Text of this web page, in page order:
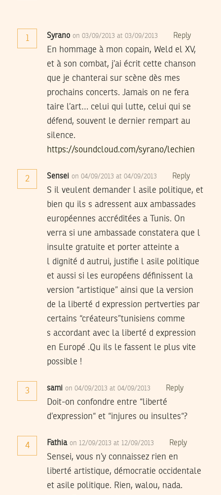
1 Syrano on 03/09/2013 at 03/09/2013 Reply
En hommage à mon copain, Weld el XV,
et à son combat, j’ai écrit cette chanson
que je chanterai sur scène dès mes
prochains concerts. Jamais on ne fera
taire l’art… celui qui lutte, celui qui se
défend, souvent le dernier rempart au
silence.
https://soundcloud.com/syrano/lechien
2 Sensei on 04/09/2013 at 04/09/2013 Reply
S il veulent demander l asile politique, et
bien qu ils s adressent aux ambassades
européennes accréditées a Tunis. On
verra si une ambassade constatera que l
insulte gratuite et porter atteinte a
l dignité d autrui, justifie l asile politique
et aussi si les européens définissent la
version “artistique” ainsi que la version
de la liberté d expression pertverties par
certains “créateurs”tunisiens comme
s accordant avec la liberté d expression
en Europé .Qu ils le fassent le plus vite
possible !
3 sami on 04/09/2013 at 04/09/2013 Reply
Doit-on confondre entre “liberté
d’expression“ et “injures ou insultes“?
4 Fathia on 12/09/2013 at 12/09/2013 Reply
Sensei, vous n’y connaissez rien en
liberté artistique, démocratie occidentale
et asile politique. Rien, walou, nada.